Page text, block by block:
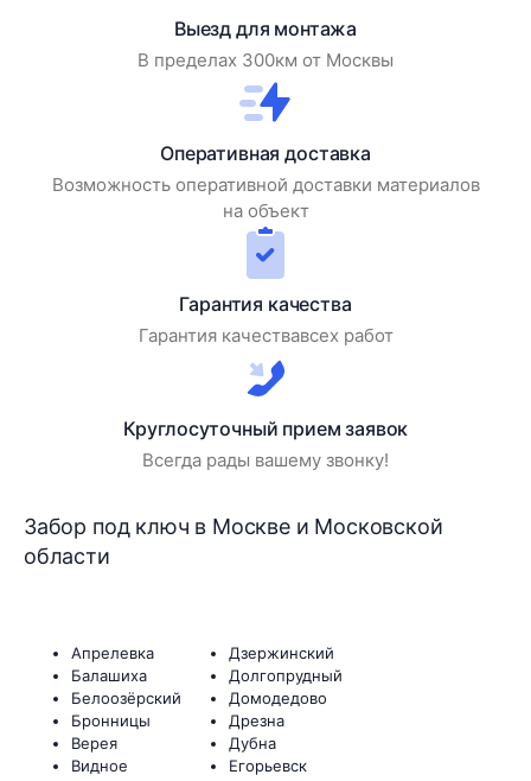
Выезд для монтажа
В пределах 300км от Москвы
Оперативная доставка
Возможность оперативной доставки материалов
на объект
Гарантия качества
Гарантия качествавсех работ
Круглосуточный прием заявок
Всегда рады вашему звонку!
Забор под ключ в Москве и Московской
области
Апрелевка
Балашиха
Белоозёрский
Бронницы
Верея
Видное
Дзержинский
Долгопрудный
Домодедово
Дрезна
Дубна
Егорьевск